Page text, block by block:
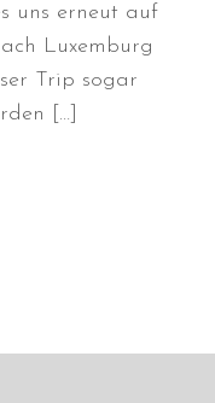
2026
2025
2025
uns erneut auf
Luxemburg
Trip sogar
[…]